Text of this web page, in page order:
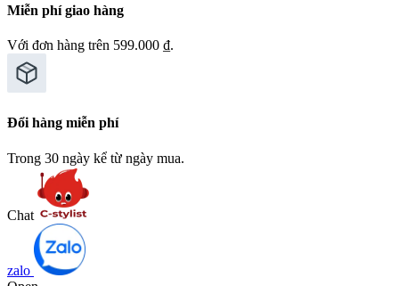
Miễn phí giao hàng
Với đơn hàng trên 599.000 ₫.
Đổi hàng miễn phí
Trong 30 ngày kể từ ngày mua.
Chat
zalo